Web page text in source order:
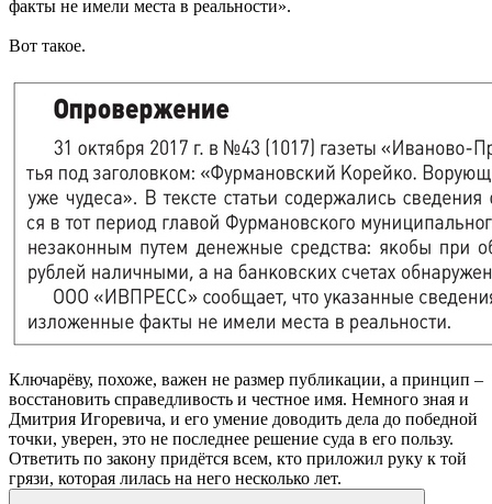
факты не имели места в реальности».
Вот такое.
Ключарёву, похоже, важен не размер публикации, а принцип –
восстановить справедливость и честное имя. Немного зная и
Дмитрия Игоревича, и его умение доводить дела до победной
точки, уверен, это не последнее решение суда в его пользу.
Ответить по закону придётся всем, кто приложил руку к той
грязи, которая лилась на него несколько лет.